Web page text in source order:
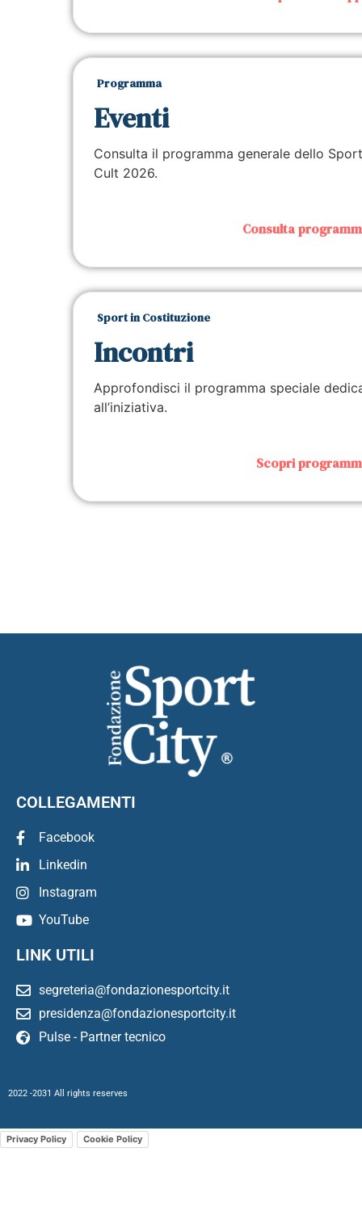
Programma
Eventi
Consulta il programma generale dello
Cult 2026.
Consulta
Sport in Costituzione
Incontri
Approfondisci il programma speciale
all’iniziativa.
Scopri
COLLEGAMENTI
Facebook
Linkedin
Instagram
YouTube
LINK UTILI
segreteria@fondazionesportcity.it
presidenza@fondazionesportcity.it
Pulse - Partner tecnico
2022 -2031 All rights reserves
Privacy Policy Cookie Policy